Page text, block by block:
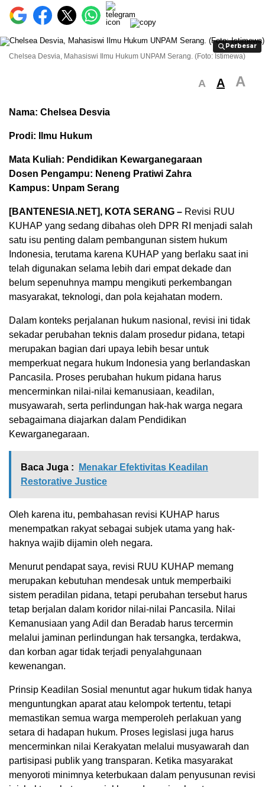
Perbesar
Perbesar
Chelsea Desvia, Mahasiswi Ilmu Hukum UNPAM Serang. (Foto: Istimewa)
A A A
Nama: Chelsea Desvia
Prodi: Ilmu Hukum
Mata Kuliah: Pendidikan Kewarganegaraan
Dosen Pengampu: Neneng Pratiwi Zahra
Kampus: Unpam Serang
[BANTENESIA.NET], KOTA SERANG – Revisi RUU
KUHAP yang sedang dibahas oleh DPR RI menjadi salah
satu isu penting dalam pembangunan sistem hukum
Indonesia, terutama karena KUHAP yang berlaku saat ini
telah digunakan selama lebih dari empat dekade dan
belum sepenuhnya mampu mengikuti perkembangan
masyarakat, teknologi, dan pola kejahatan modern.
Dalam konteks perjalanan hukum nasional, revisi ini tidak
sekadar perubahan teknis dalam prosedur pidana, tetapi
merupakan bagian dari upaya lebih besar untuk
memperkuat negara hukum Indonesia yang berlandaskan
Pancasila. Proses perubahan hukum pidana harus
mencerminkan nilai-nilai kemanusiaan, keadilan,
musyawarah, serta perlindungan hak-hak warga negara
sebagaimana diajarkan dalam Pendidikan
Kewarganegaraan.
Baca Juga :
Menakar Efektivitas Keadilan
Restorative Justice
Oleh karena itu, pembahasan revisi KUHAP harus
menempatkan rakyat sebagai subjek utama yang hak-
haknya wajib dijamin oleh negara.
Menurut pendapat saya, revisi RUU KUHAP memang
merupakan kebutuhan mendesak untuk memperbaiki
sistem peradilan pidana, tetapi perubahan tersebut harus
tetap berjalan dalam koridor nilai-nilai Pancasila. Nilai
Kemanusiaan yang Adil dan Beradab harus tercermin
melalui jaminan perlindungan hak tersangka, terdakwa,
dan korban agar tidak terjadi penyalahgunaan
kewenangan.
Prinsip Keadilan Sosial menuntut agar hukum tidak hanya
menguntungkan aparat atau kelompok tertentu, tetapi
memastikan semua warga memperoleh perlakuan yang
setara di hadapan hukum. Proses legislasi juga harus
mencerminkan nilai Kerakyatan melalui musyawarah dan
partisipasi publik yang transparan. Ketika masyarakat
menyoroti minimnya keterbukaan dalam penyusunan revisi